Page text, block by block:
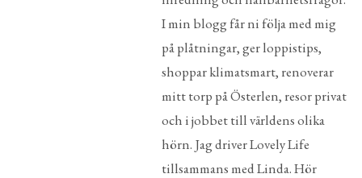
I min blogg får ni följa med mig
på plåtningar, ger loppistips,
shoppar klimatsmart, renoverar
mitt torp på Österlen, resor privat
och i jobbet till världens olika
hörn. Jag driver Lovely Life
tillsammans med Linda. Hör